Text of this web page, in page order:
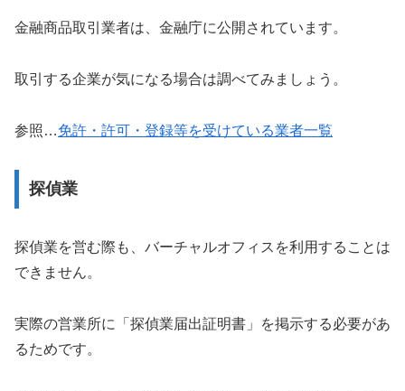
金融商品取引業者は、金融庁に公開されています。
取引する企業が気になる場合は調べてみましょう。
参照…免許・許可・登録等を受けている業者一覧
探偵業
探偵業を営む際も、バーチャルオフィスを利用することは
できません。
実際の営業所に「探偵業届出証明書」を掲示する必要があ
るためです。